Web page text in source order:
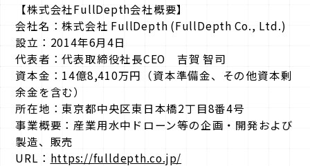
【株式会社FullDepth会社概要】
会社名：株式会社 FullDepth (FullDepth Co., Ltd.)
設立：2014年6月4日
代表者：代表取締役社長CEO 吉賀 智司
資本金：14億8,410万円（資本準備金、その他資本剰
余金を含む）
所在地：東京都中央区東日本橋2丁目8番4号
事業概要：産業用水中ドローン等の企画・開発および
製造、販売
URL： https://fulldepth.co.jp/